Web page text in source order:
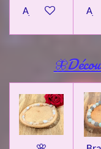
Ajouter au panier